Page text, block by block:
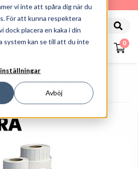
vi inte att spåra dig när du
För att kunna respektera
dock placera en kaka i din
system kan se till att du inte
Avböj
0
Och Färgband
- Etikett - 100x150mm